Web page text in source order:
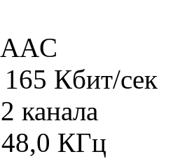
AAC
165 Кбит/сек
2 канала
48,0 КГц